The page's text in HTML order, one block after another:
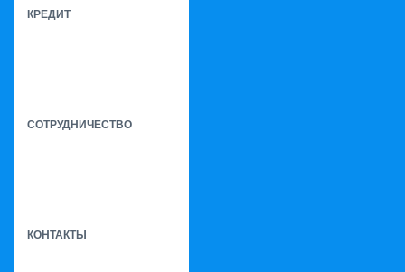
КРЕДИТ
СОТРУДНИЧЕСТВО
КОНТАКТЫ